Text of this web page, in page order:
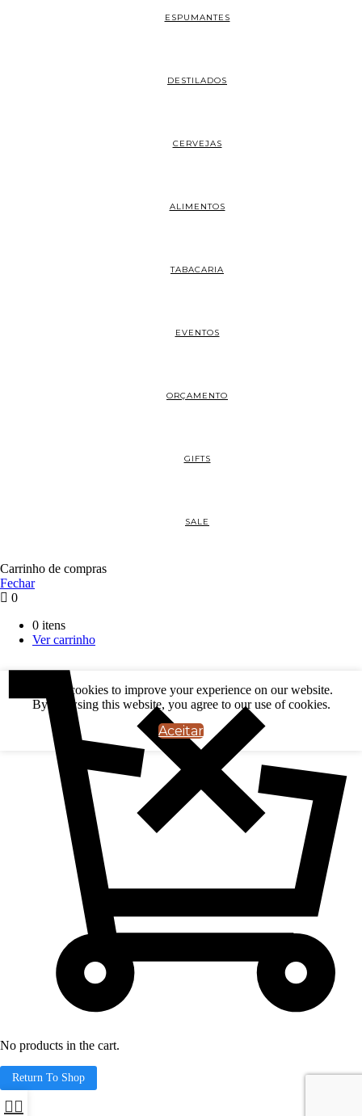
ESPUMANTES
DESTILADOS
CERVEJAS
ALIMENTOS
TABACARIA
EVENTOS
ORÇAMENTO
GIFTS
SALE
Carrinho de compras
Fechar
We use cookies to improve your experience on our website.
By browsing this website, you agree to our use of cookies.
Aceitar
0
0 itens
Ver carrinho
No products in the cart.
Return To Shop